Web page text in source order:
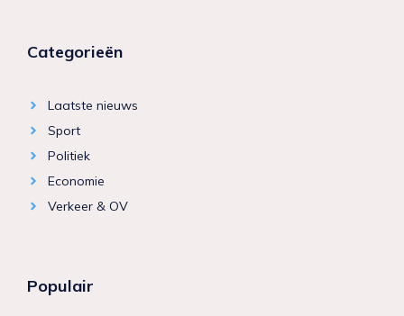
Categorieën
Laatste nieuws
Sport
Politiek
Economie
Verkeer & OV
Populair